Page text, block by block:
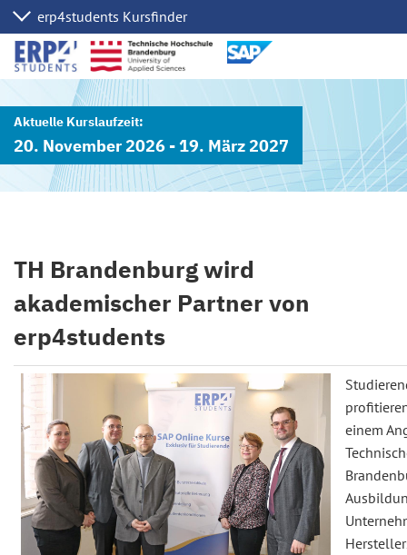
20. November 2026 - 19. März 2027
TH Brandenburg wird
akademischer Partner von
erp4students
einem